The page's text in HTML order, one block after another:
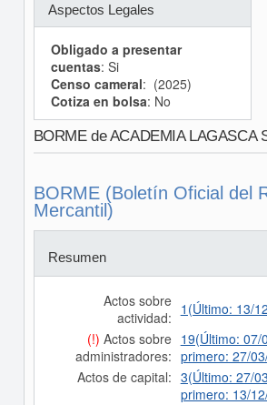
Aspectos Legales
Obligado a presentar
cuentas: Si
Censo cameral: (2025)
Cotiza en bolsa: No
BORME de ACADEMIA LAGASCA
BORME (Boletín Oficial del
Mercantil)
Resumen
Actos sobre
actividad: 1(Último: 13/
(!) Actos sobre
administradores:
19(Último: 07/
primero: 27/
Actos de capital: 3(Último: 27/
primero: 13/